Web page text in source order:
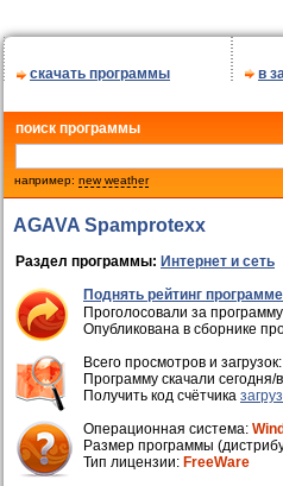
скачать программы в
поиск программы
например: new weather
AGAVA Spamprotexx
Раздел программы: Интернет и сеть
Поднять рейтинг
Проголосовали за
Опубликована в сборнике
Всего просмотров и загрузок:
Программу скачали
Получить код счётчика
Операционная система:
Размер программы
Тип лицензии: FreeWare